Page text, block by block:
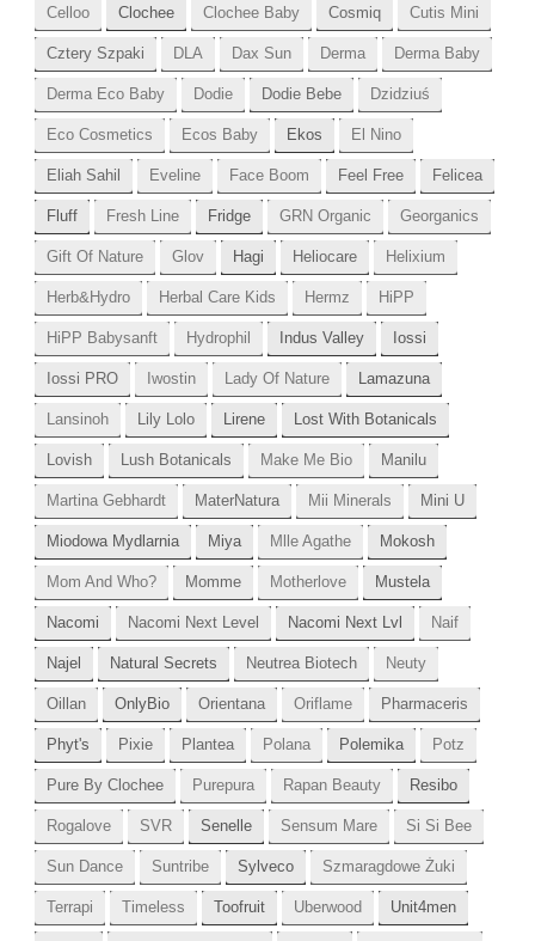
Celloo Clochee Clochee Baby Cosmiq Cutis Mini
Cztery Szpaki DLA Dax Sun Derma Derma Baby
Derma Eco Baby Dodie Dodie Bebe Dzidziuś
Eco Cosmetics Ecos Baby Ekos El Nino
Eliah Sahil Eveline Face Boom Feel Free Felicea
Fluff Fresh Line Fridge GRN Organic Georganics
Gift Of Nature Glov Hagi Heliocare Helixium
Herb&Hydro Herbal Care Kids Hermz HiPP
HiPP Babysanft Hydrophil Indus Valley Iossi
Iossi PRO Iwostin Lady Of Nature Lamazuna
Lansinoh Lily Lolo Lirene Lost With Botanicals
Lovish Lush Botanicals Make Me Bio Manilu
Martina Gebhardt MaterNatura Mii Minerals Mini U
Miodowa Mydlarnia Miya Mlle Agathe Mokosh
Mom And Who? Momme Motherlove Mustela
Nacomi Nacomi Next Level Nacomi Next Lvl Naif
Najel Natural Secrets Neutrea Biotech Neuty
Oillan OnlyBio Orientana Oriflame Pharmaceris
Phyt's Pixie Plantea Polana Polemika Potz
Pure By Clochee Purepura Rapan Beauty Resibo
Rogalove SVR Senelle Sensum Mare Si Si Bee
Sun Dance Suntribe Sylveco Szmaragdowe Żuki
Terrapi Timeless Toofruit Uberwood Unit4men